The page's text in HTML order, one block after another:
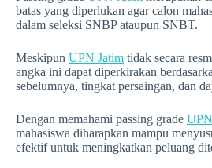
batas yang diperlukan agar calon
dalam seleksi SNBP ataupun SNBT.
Meskipun UPN Jatim tidak secara
angka ini dapat diperkirakan
sebelumnya, tingkat persaingan, dan
Dengan memahami passing grade
mahasiswa diharapkan mampu
efektif untuk meningkatkan peluang